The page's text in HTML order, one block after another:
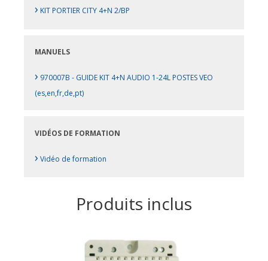
› KIT PORTIER CITY 4+N 2/BP
MANUELS
› 970007B - GUIDE KIT 4+N AUDIO 1-24L POSTES VEO
(es,en,fr,de,pt)
VIDÉOS DE FORMATION
› Vidéo de formation
Produits inclus